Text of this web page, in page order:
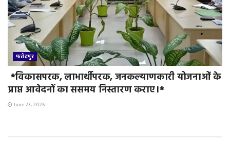
फतेहपुर
*विकासपरक, लाभार्थीपरक, जनकल्याणकारी योजनाओं के
प्राप्त आवेदनों का ससमय निस्तारण कराए।*
June 23, 2026